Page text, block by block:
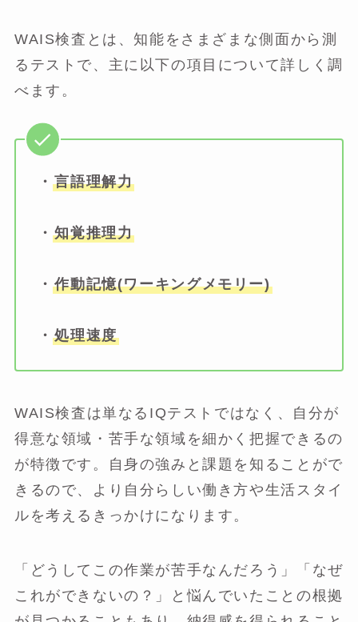
WAIS検査とは、知能をさまざまな側面から測
るテストで、主に以下の項目について詳しく調
べます。
・言語理解力
・知覚推理力
・作動記憶(ワーキングメモリー)
・処理速度
WAIS検査は単なるIQテストではなく、自分が
得意な領域・苦手な領域を細かく把握できるの
が特徴です。自身の強みと課題を知ることがで
きるので、より自分らしい働き方や生活スタイ
ルを考えるきっかけになります。
「どうしてこの作業が苦手なんだろう」「なぜ
これができないの？」と悩んでいたことの根拠